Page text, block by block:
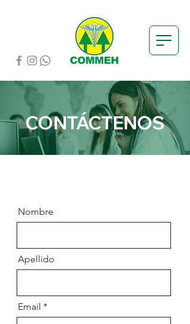
CONTÁCTENOS
Nombre
Apellido
Email